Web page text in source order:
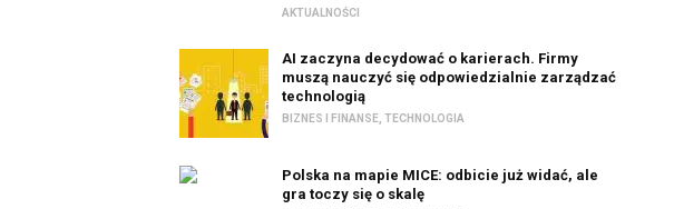
AKTUALNOŚCI
AI zaczyna decydować o karierach. Firmy
muszą nauczyć się odpowiedzialnie zarządzać
technologią
BIZNES I FINANSE ,TECHNOLOGIA
Polska na mapie MICE: odbicie już widać, ale
gra toczy się o skalę